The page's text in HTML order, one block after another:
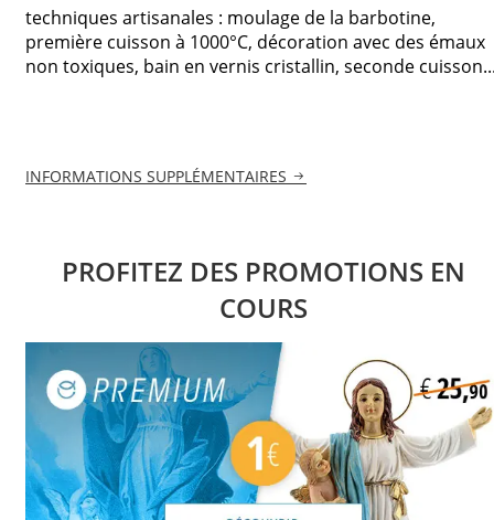
techniques artisanales : moulage de la barbotine,
première cuisson à 1000°C, décoration avec des émaux
non toxiques, bain en vernis cristallin, seconde
INFORMATIONS SUPPLÉMENTAIRES
PROFITEZ DES PROMOTIONS EN
COURS